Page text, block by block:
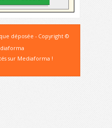
déposée - Copyright ©
sur Mediaforma !